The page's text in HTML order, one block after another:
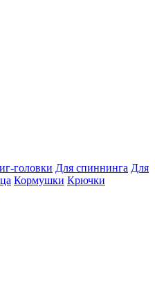
головки Для спиннинга Для
Кормушки Крючки